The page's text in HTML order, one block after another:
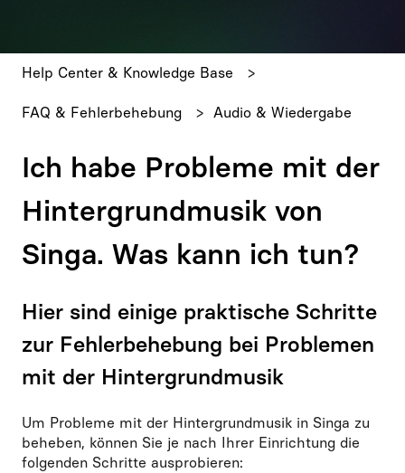
Help Center & Knowledge Base
FAQ & Fehlerbehebung Audio & Wiedergabe
Ich habe Probleme mit der
Hintergrundmusik von
Singa. Was kann ich tun?
Hier sind einige praktische Schritte
zur Fehlerbehebung bei Problemen
mit der Hintergrundmusik
Um Probleme mit der Hintergrundmusik in Singa zu
beheben, können Sie je nach Ihrer Einrichtung die
folgenden Schritte ausprobieren: